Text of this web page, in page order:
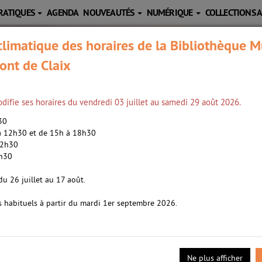
AGENDA NOUVEAUTÉS NUMÉRIQUE COLLECTIONS
/
être heureuse : une jolie maison dans le Massachusetts,
pas passée à côté d'elle-même. Les infidélités de son
Décidée à reprendre une activité professionnelle, elle est
des horaires de la Bibliothèque
de Claix
ses horaires du vendredi 03 juillet au samedi 29 août 2026.
12h30 et de 15h à 18h30
26 juillet au 17 août.
habituels à partir du mardi 1er septembre 2026.
Ne plus afficher